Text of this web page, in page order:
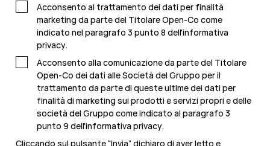
Acconsento al trattamento dei dati per finalità
marketing da parte del Titolare Open-Co come
indicato nel paragrafo 3 punto 8 dell'informativa
privacy.
Acconsento alla comunicazione da parte del Titolare
Open-Co dei dati alle Società del Gruppo per il
trattamento da parte di queste ultime dei dati per
finalità di marketing sui prodotti e servizi propri e delle
società del Gruppo come indicato al paragrafo 3
punto 9 dell'informativa privacy.
Cliccando sul pulsante “Invia” dichiaro di aver letto e